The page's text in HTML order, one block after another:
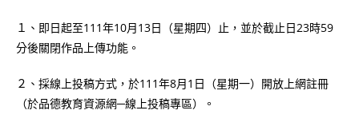
１、即日起至111年10月13日（星期四）止，並於截止日23時59
分後關閉作品上傳功能。
２、採線上投稿方式，於111年8月1日（星期一）開放上網註冊
（於品德教育資源網─線上投稿專區）。